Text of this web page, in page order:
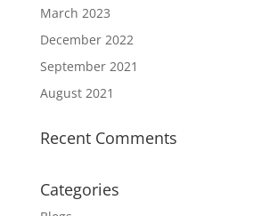
March 2023
December 2022
September 2021
August 2021
Recent Comments
Categories